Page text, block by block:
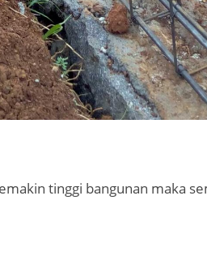
tinggi bangunan maka